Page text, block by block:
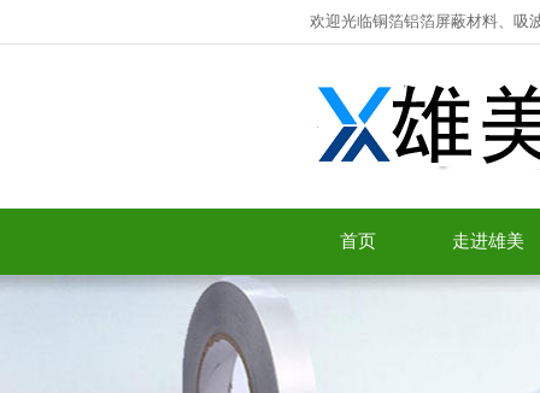
欢迎光临铜箔铝箔屏蔽材料、吸
首页 走进雄美